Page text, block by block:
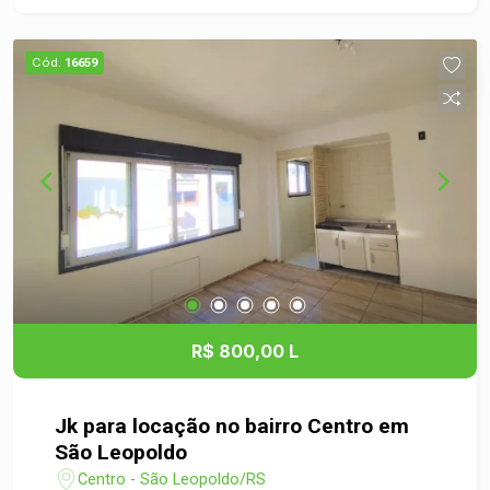
excelente infraestrutura, com piscina, salão de
festas e portaria 24 horas, garantindo mais
segurança, lazer e comodidade para toda a
família. Esta localizado de fácil acesso a BR 116
o que facilita logística de deslocamento para o
centro ou cidades vizinhas. Entre em contato com
a gente e venha conhecer tudo o que este imóvel
tem a lhe proporcionar!
Cód. 16659
R$ 800,00 L
Jk para locação no bairro Centro em
São Leopoldo
Centro - São Leopoldo/RS